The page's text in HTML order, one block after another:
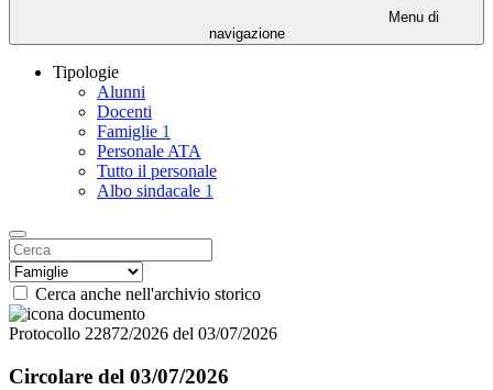
Menu di
navigazione
Tipologie
Alunni
Docenti
Famiglie 1
Personale ATA
Tutto il personale
Albo sindacale 1
Cerca anche nell'archivio storico
Protocollo 22872/2026 del 03/07/2026
Circolare del 03/07/2026